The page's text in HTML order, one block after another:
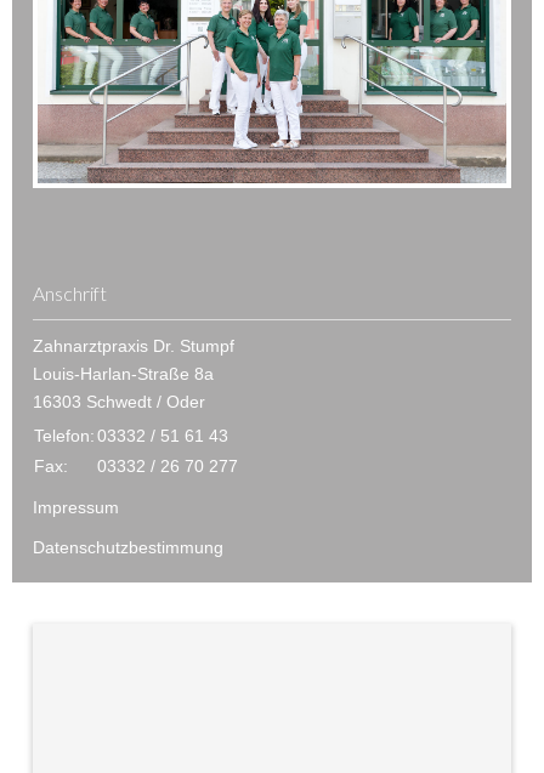
Anschrift
Zahnarztpraxis Dr. Stumpf
Louis-Harlan-Straße 8a
16303 Schwedt / Oder
Telefon:03332 / 51 61 43
Fax:
03332 / 26 70 277
Impressum
Datenschutzbestimmung